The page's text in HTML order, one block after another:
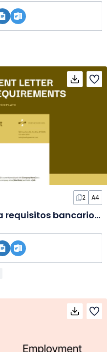
2 A4
Carta de empleo para requisitos bancarios en Documento